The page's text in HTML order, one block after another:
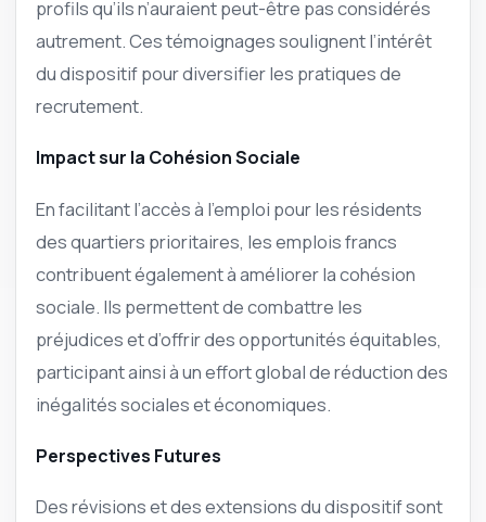
profils qu’ils n’auraient peut-être pas considérés
autrement. Ces témoignages soulignent l’intérêt
du dispositif pour diversifier les pratiques de
recrutement.
Impact sur la Cohésion Sociale
En facilitant l’accès à l’emploi pour les résidents
des quartiers prioritaires, les emplois francs
contribuent également à améliorer la cohésion
sociale. Ils permettent de combattre les
préjudices et d’offrir des opportunités équitables,
participant ainsi à un effort global de réduction des
inégalités sociales et économiques.
Perspectives Futures
Des révisions et des extensions du dispositif sont